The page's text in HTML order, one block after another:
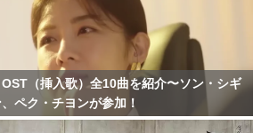
OST（挿入歌）全10曲を紹介〜ソン・シギ
ペク・チヨンが参加！